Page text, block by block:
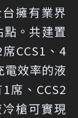
擁有業界
。共建置
CCS1、4
電效率的液
席、CCS2
槍可實現